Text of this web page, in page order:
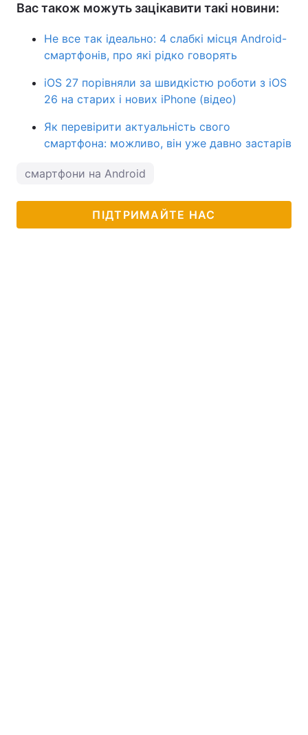
Вас також можуть зацікавити такі новини:
Не все так ідеально: 4 слабкі місця Android-
смартфонів, про які рідко говорять
iOS 27 порівняли за швидкістю роботи з iOS
26 на старих і нових iPhone (відео)
Як перевірити актуальність свого
смартфона: можливо, він уже давно застарів
смартфони на Android
ПІДТРИМАЙТЕ НАС